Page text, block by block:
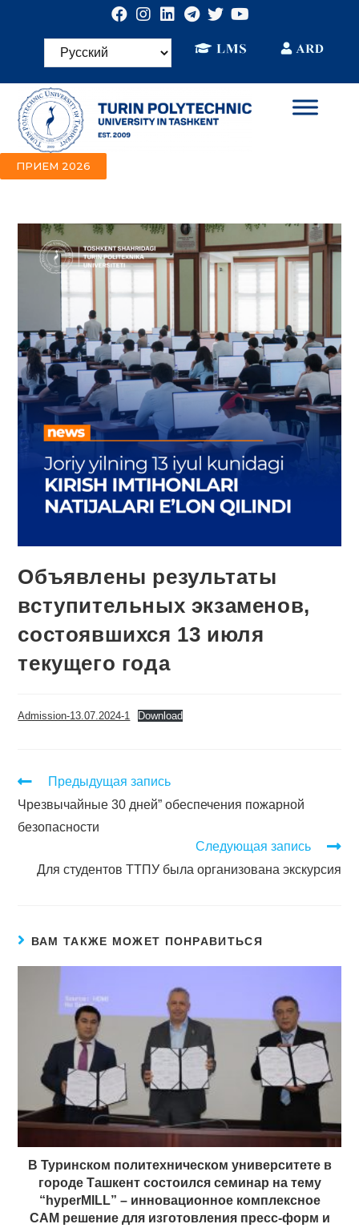
ПРИЕМ 2026
Объявлены результаты
вступительных экзаменов,
состоявшихся 13 июля
текущего года
Admission-13.07.2024-1 Download
Предыдущая запись
Чрезвычайные 30 дней” обеспечения пожарной
безопасности
Следующая запись
Для студентов ТТПУ была организована экскурсия
ВАМ ТАКЖЕ МОЖЕТ ПОНРАВИТЬСЯ
В Туринском политехническом университете в
городе Ташкент состоился семинар на тему
“hyperMILL” – инновационное комплексное
CAM решение для изготовления пресс-форм и